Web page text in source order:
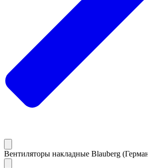
Вентиляторы накладные Blauberg